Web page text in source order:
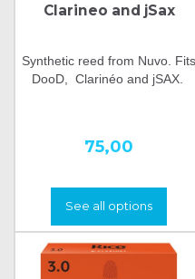
Clarineo and jSax
Synthetic reed from Nuvo. Fits
DooD, Clarinéo and jSAX.
75,00
See all options